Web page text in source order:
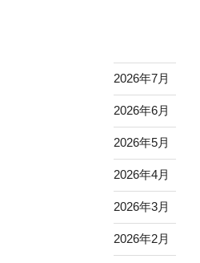
2026年7月
2026年6月
2026年5月
2026年4月
2026年3月
2026年2月